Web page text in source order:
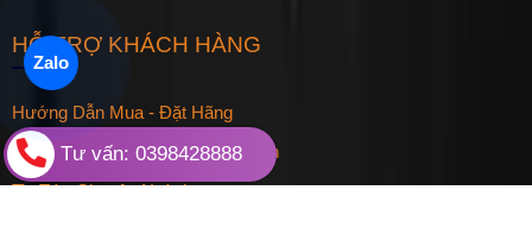
HỖ TRỢ KHÁCH HÀNG
Hướng Dẫn Mua - Đặt Hãng
Hướng Dẫn Sử Dụng & Bảo Quản
Tin Tức Chuyên Ngành
Tư vấn: 0398428888
Zalo